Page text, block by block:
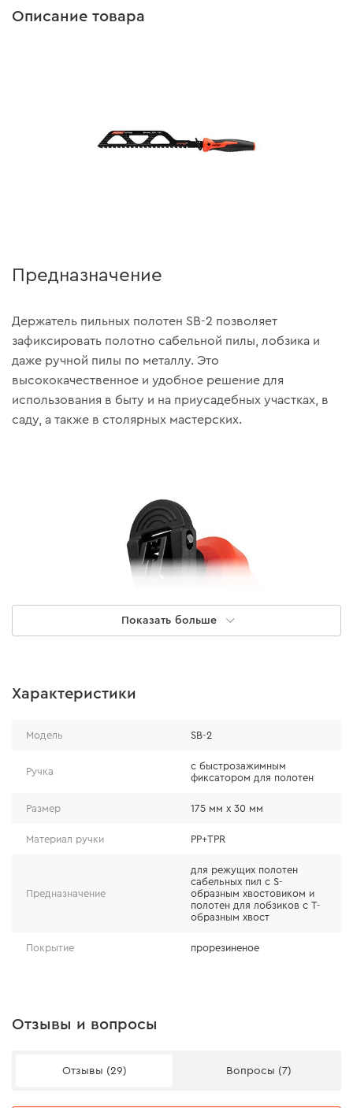
Описание товара
Предназначение
Держатель пильных полотен SB-2 позволяет
зафиксировать полотно сабельной пилы, лобзика и
даже ручной пилы по металлу. Это
высококачественное и удобное решение для
использования в быту и на приусадебных участках, в
саду, а также в столярных мастерских.
Преимущества и особенности
Универсальность.
полотен как для сабельных пил, так и для
лобзиков, что позволяет использовать его для
различных задач.
расположен надежный быстрозажимной
одним нажатием на рычаг без использования
дополнительных инструментов.
Прочный и долговечный материал.Держатель
изготовлен из материала TPR, что обеспечивает
эргономичному дизайну и простому процессу
Показать больше
Характеристики
Модель SB-2
Ручка
с быстрозажимным
фиксатором для полотен
Размер 175 мм x 30 мм
Материал ручки PP+TPR
Предназначение
для режущих полотен
сабельных пил с S-
образным хвостовиком и
полотен для лобзиков с Т-
образным хвост
Покрытие прорезиненое
Отзывы и вопросы
Отзывы (29) Вопросы (7)